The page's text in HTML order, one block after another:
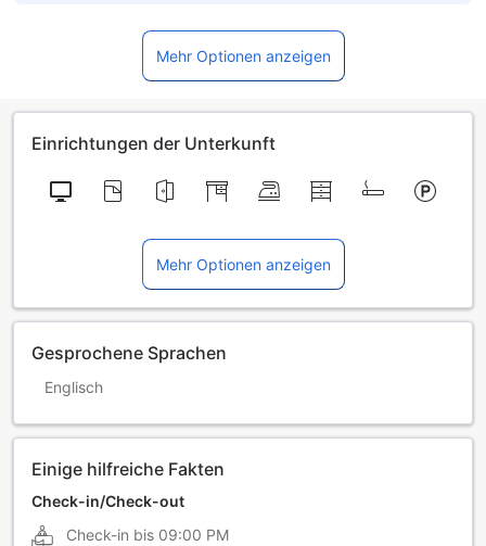
Mehr Optionen anzeigen
Einrichtungen der Unterkunft
Mehr Optionen anzeigen
Gesprochene Sprachen
Englisch
Einige hilfreiche Fakten
Check-in/Check-out
Check-in bis 09:00 PM